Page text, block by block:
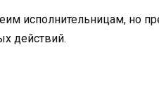
исполнительницам, но
действий.